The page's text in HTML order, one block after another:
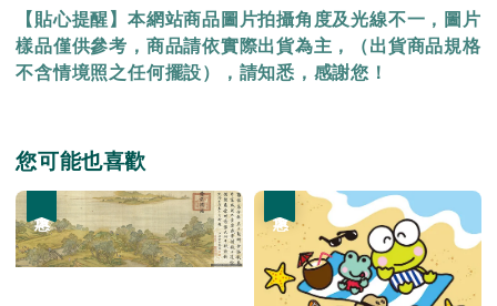
【貼心提醒】本網站商品圖片拍攝角度及光線不一，圖片
樣品僅供參考，商品請依實際出貨為主，（出貨商品規格
不含情境照之任何擺設），請知悉，感謝您！
您可能也喜歡